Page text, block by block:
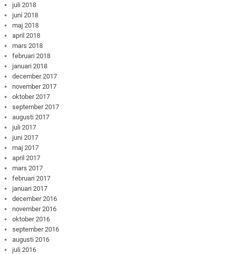
juli 2018
juni 2018
maj 2018
april 2018
mars 2018
februari 2018
januari 2018
december 2017
november 2017
oktober 2017
september 2017
augusti 2017
juli 2017
juni 2017
maj 2017
april 2017
mars 2017
februari 2017
januari 2017
december 2016
november 2016
oktober 2016
september 2016
augusti 2016
juli 2016